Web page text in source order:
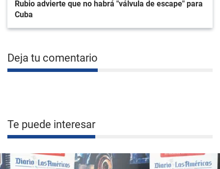
Rubio advierte que no habrá "válvula de escape" para
Cuba
Deja tu comentario
Te puede interesar